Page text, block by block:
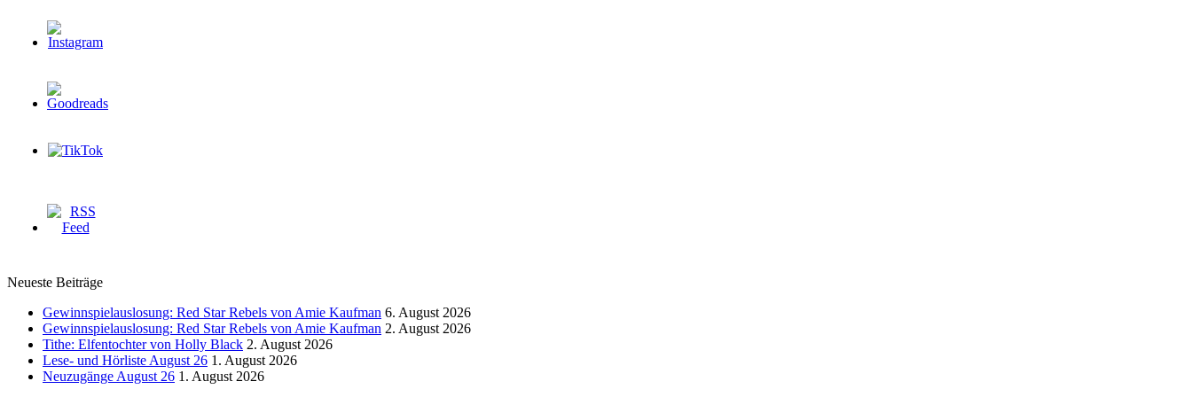
Neueste Beiträge
Gewinnspielauslosung: Red Star Rebels von Amie Kaufman 6. August 2026
Gewinnspielauslosung: Red Star Rebels von Amie Kaufman 2. August 2026
Tithe: Elfentochter von Holly Black 2. August 2026
Lese- und Hörliste August 26 1. August 2026
Neuzugänge August 26 1. August 2026